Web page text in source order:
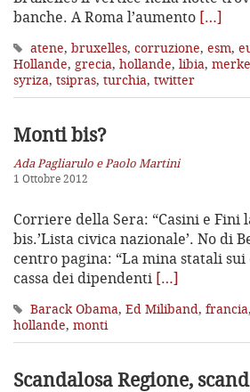
banche. A Roma l’aumento […]
atene, bruxelles, corruzione, esm,
Hollande, grecia, hollande, libia,
syriza, tsipras, turchia, twitter
Monti bis?
Ada Pagliarulo e Paolo Martini
1 Ottobre 2012
Corriere della Sera: “Casini e Fini
bis.’Lista civica nazionale’. No di
centro pagina: “La mina statali sui
cassa dei dipendenti […]
Barack Obama, Ed Miliband, francia,
hollande, monti
Scandalosa Regione,